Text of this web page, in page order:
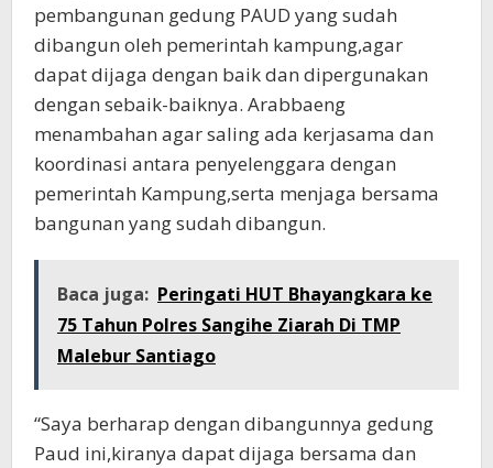
pembangunan gedung PAUD yang sudah
dibangun oleh pemerintah kampung,agar
dapat dijaga dengan baik dan dipergunakan
dengan sebaik-baiknya. Arabbaeng
menambahan agar saling ada kerjasama dan
koordinasi antara penyelenggara dengan
pemerintah Kampung,serta menjaga bersama
bangunan yang sudah dibangun.
Baca juga: Peringati HUT Bhayangkara ke
75 Tahun Polres Sangihe Ziarah Di TMP
Malebur Santiago
“Saya berharap dengan dibangunnya gedung
Paud ini,kiranya dapat dijaga bersama dan